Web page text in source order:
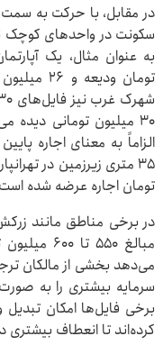
در مقابل، با حرکت به
سکونت در واحدهای کوچک
تومان
۳۰ میلیون تومانی
الزاماً به معنای اجاره
تومان اجاره عرضه شده
در برخی مناطق مانند
مبالغ
می‌دهد بخشی از مالکان
سرمایه بیشتری را به
برخی فایل‌ها امکان تبدیل
کرده‌اند تا انعطاف